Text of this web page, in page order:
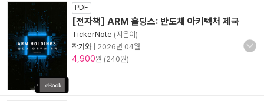
PDF
[전자책] ARM 홀딩스: 반도체 아키텍처 제국
TickerNote (지은이)
작가와| 2026년 04월
4,900원 (240원)